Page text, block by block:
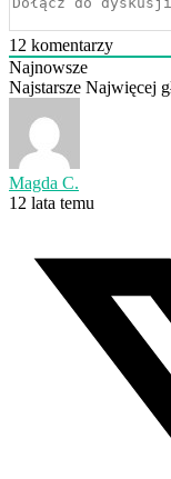
12 komentarzy
Najnowsze
Najstarsze Najwięcej
Magda C.
12 lata temu